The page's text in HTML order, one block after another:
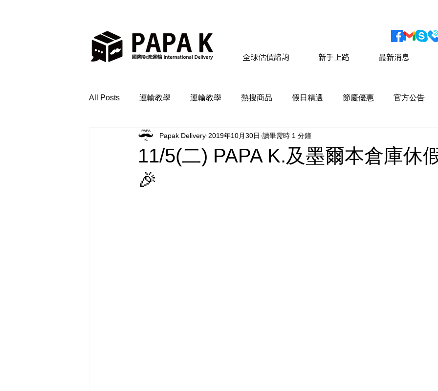
全球估價諮詢 新手上路 最新消息
All Posts 運輸教學 運輸教學 熱搜商品 假日精選 節慶優惠 官方公告
11/5(二) PAPA K.及墨爾本倉庫休
🎉
Papak Delivery 2019年10月30日 讀畢需時 1 分鐘